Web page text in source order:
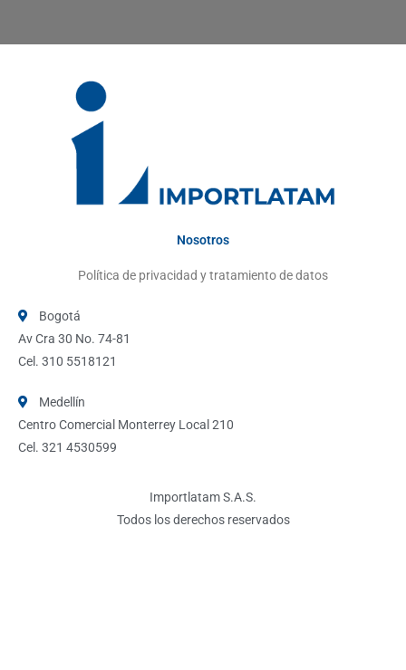
Nosotros
Política de privacidad y tratamiento de datos
Bogotá
Av Cra 30 No. 74-81
Cel. 310 5518121
Medellín
Centro Comercial Monterrey Local 210
Cel. 321 4530599
Importlatam S.A.S.
Todos los derechos reservados